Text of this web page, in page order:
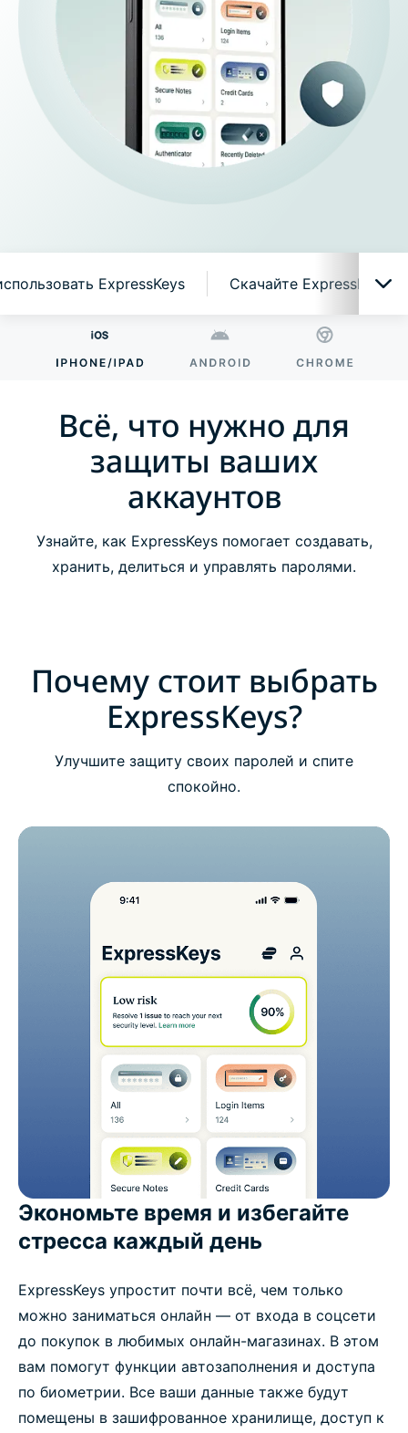
ExpressKeys Скачайте ExpressKeys
Всё, что нужно для защиты ваших аккаунтов
Почему стоит выбрать ExpressKeys?
Умные функции, простой в использовании
Начните использовать ExpressKeys
Скачайте ExpressKeys на мобильные
Воспользуйтесь ExpressKeys в пробном режиме,
ничем не рискуя
Всё, что нужно для
защиты ваших
аккаунтов
Узнайте, как ExpressKeys помогает создавать,
хранить, делиться и управлять паролями.
Почему стоит выбрать
ExpressKeys?
Улучшите защиту своих паролей и спите
спокойно.
Экономьте время и избегайте
стресса каждый день
ExpressKeys упростит почти всё, чем только
можно заниматься онлайн — от входа в соцсети
до покупок в любимых онлайн-магазинах. В этом
вам помогут функции автозаполнения и доступа
по биометрии. Все ваши данные также будут
помещены в зашифрованное хранилище, доступ к